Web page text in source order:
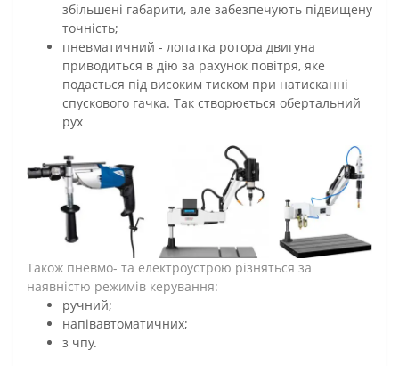
збільшені габарити, але забезпечують підвищену
точність;
пневматичний - лопатка ротора двигуна
приводиться в дію за рахунок повітря, яке
подається під високим тиском при натисканні
спускового гачка. Так створюється обертальний
рух
Також пневмо- та електроустрою різняться за
наявністю режимів керування:
ручний;
напівавтоматичних;
з чпу.